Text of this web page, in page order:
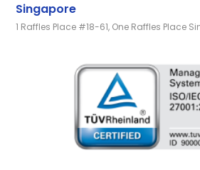
Singapore
1 Raffles Place #18-61, One Raffles Place